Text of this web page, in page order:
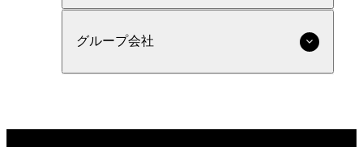
グループ会社